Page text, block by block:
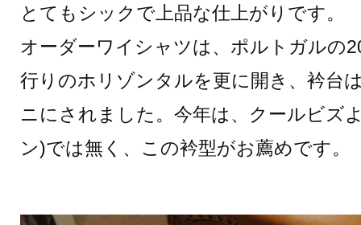
とてもシックで上品な仕上がりです。
オーダーワイシャツは、ポルトガルの
行りのホリゾンタルを更に開き、衿台
ニにされました。今年は、クールビズ
ン)では無く、この衿型がお薦めです。